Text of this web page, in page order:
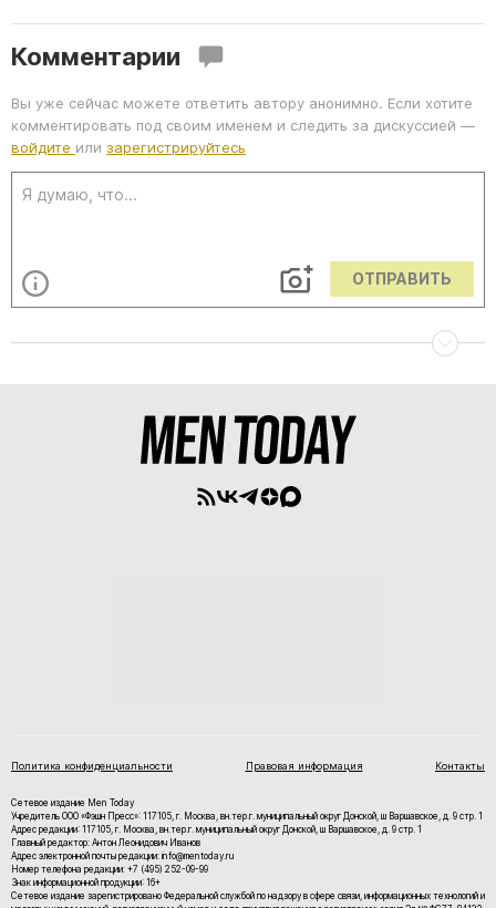
Комментарии
Вы уже сейчас можете ответить автору анонимно. Если хотите
комментировать под своим именем и следить за дискуссией —
войдите или зарегистрируйтесь
ОТПРАВИТЬ
Политика конфиденциальности Правовая информация Контакты
Сетевое издание Men Today
Учредитель ООО «Фэшн Пресс»: 117105, г. Москва, вн.тер.г. муниципальный округ Донской, ш Варшавское, д. 9 стр. 1
Адрес редакции: 117105, г. Москва, вн.тер.г. муниципальный округ Донской, ш Варшавское, д. 9 стр. 1
Главный редактор: Антон Леонидович Иванов
Адрес электронной почты редакции: info@mentoday.ru
Номер телефона редакции: +7 (495) 252-09-99
Знак информационной продукции: 16+
Cетевое издание зарегистрировано Федеральной службой по надзору в сфере связи, информационных технологий и